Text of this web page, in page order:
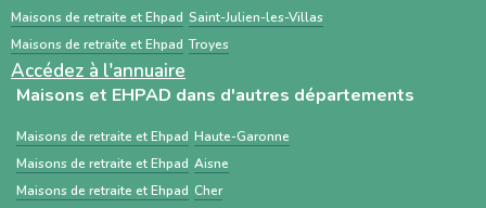
Maisons de retraite et Ehpad Saint-Julien-les-Villas
Maisons de retraite et Ehpad Troyes
Accédez à l'annuaire
Maisons et EHPAD dans d'autres départements
Maisons de retraite et Ehpad Haute-Garonne
Maisons de retraite et Ehpad Aisne
Maisons de retraite et Ehpad Cher